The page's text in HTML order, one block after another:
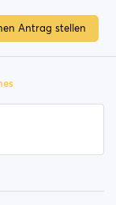
Antrag stellen